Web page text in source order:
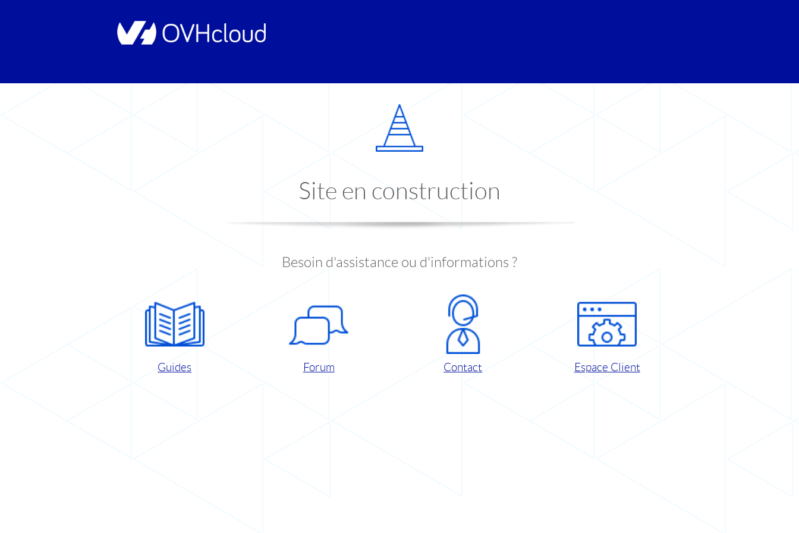
Site en construction
Besoin d'assistance ou d'informations ?
Guides Forum Contact Espace Client